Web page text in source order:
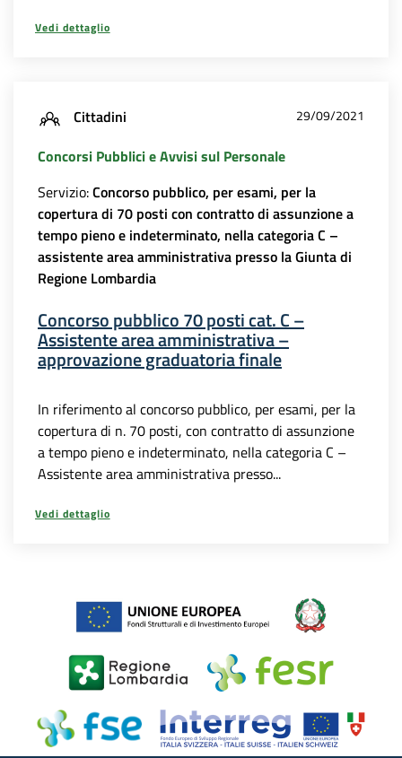
Vedi dettaglio
Cittadini 29/09/2021
Concorsi Pubblici e Avvisi sul Personale
Servizio:Concorso pubblico, per esami, per la
copertura di 70 posti con contratto di assunzione a
tempo pieno e indeterminato, nella categoria C –
assistente area amministrativa presso la Giunta di
Regione Lombardia
Concorso pubblico 70 posti cat. C –
Assistente area amministrativa –
approvazione graduatoria finale
In riferimento al concorso pubblico, per esami, per la
copertura di n. 70 posti, con contratto di assunzione
a tempo pieno e indeterminato, nella categoria C –
Assistente area amministrativa presso...
Vedi dettaglio